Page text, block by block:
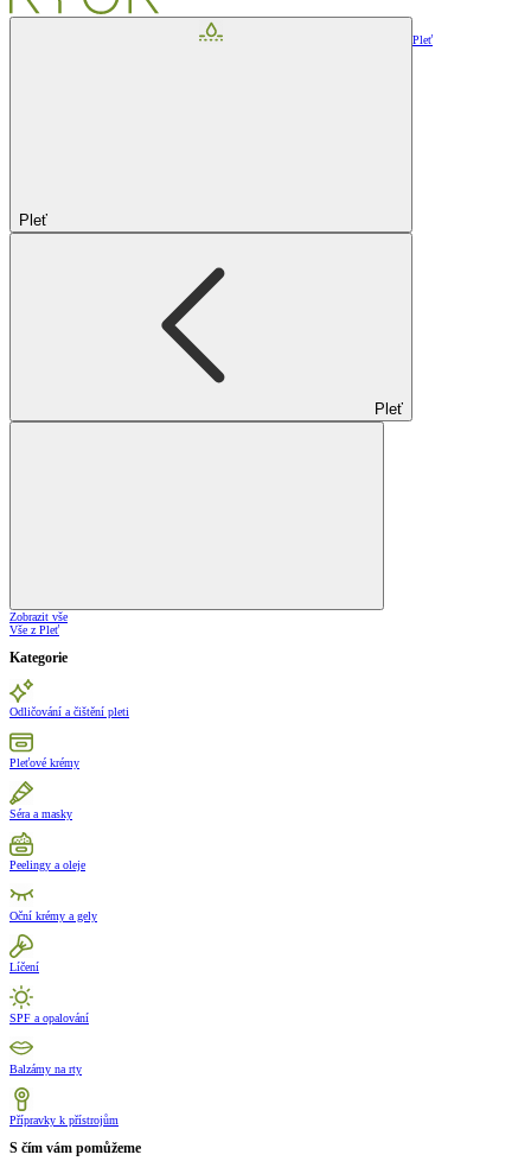
Pleť
Pleť
Pleť
Zobrazit vše
Vše z Pleť
Kategorie
Odličování a čištění pleti
Pleťové krémy
Séra a masky
Peelingy a oleje
Oční krémy a gely
Líčení
SPF a opalování
Balzámy na rty
Přípravky k přístrojům
S čím vám pomůžeme